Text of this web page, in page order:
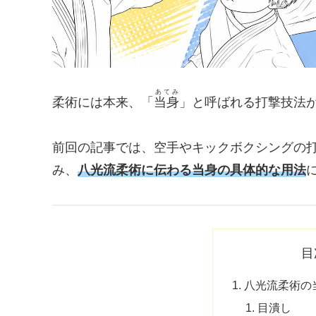
柔術には本来、「 当身
あてみ
」と呼ばれる打撃技法
前回の記事では、空手やキックボクシングの
み、 八光流柔術に伝わる当身の具体的な用法
八光流柔術
目潰し